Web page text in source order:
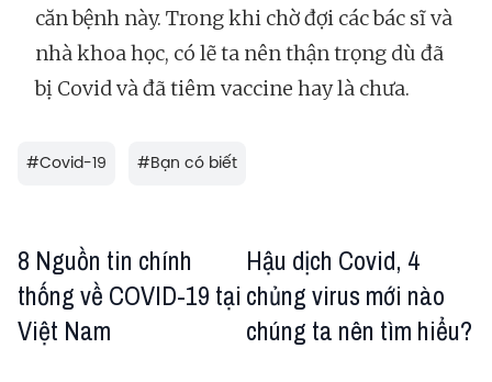
căn bệnh này. Trong khi chờ đợi các bác sĩ và
nhà khoa học, có lẽ ta nên thận trọng dù đã
bị Covid và đã tiêm vaccine hay là chưa.
#Covid-19 #Bạn có biết
8 Nguồn tin chính
thống về COVID-19 tại
Việt Nam
Hậu dịch Covid, 4
chủng virus mới nào
chúng ta nên tìm hiểu?